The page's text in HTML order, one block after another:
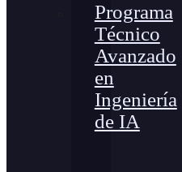
Programa
Técnico
Avanzado
en
Ingeniería
de IA